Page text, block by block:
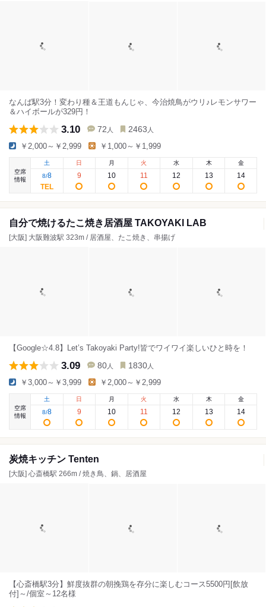
なんば駅3分！変わり種＆王道もんじゃ、今治焼鳥がウリ♪レモンサワー
＆ハイボールが329円！
3.10 72 人 2463 人
￥2,000～￥2,999 ￥1,000～￥1,999
空席
情報
土
8/8
日
9
月
10
火
11
水
12
木
13
金
14
自分で焼けるたこ焼き居酒屋 TAKOYAKI LAB
[大阪] 大阪難波駅 323m / 居酒屋、たこ焼き、串揚げ
【Google☆4.8】Let’s Takoyaki Party!皆でワイワイ楽しいひと時を！
3.09 80 人 1830 人
￥3,000～￥3,999 ￥2,000～￥2,999
空席
情報
土
8/8
日
9
月
10
火
11
水
12
木
13
金
14
炭焼キッチン Tenten
[大阪] 心斎橋駅 266m / 焼き鳥、鍋、居酒屋
【心斎橋駅3分】鮮度抜群の朝挽鶏を存分に楽しむコース5500円[飲放
付]～/個室～12名様